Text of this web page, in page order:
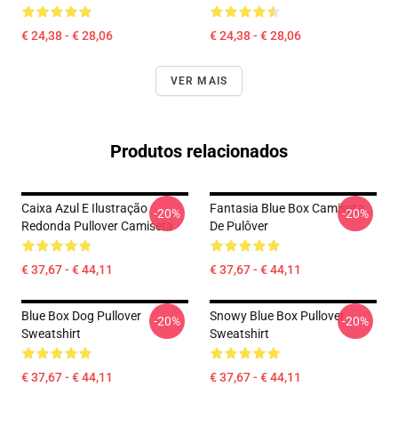
€ 24,38 - € 28,06 € 24,38 - € 28,06
VER MAIS
Produtos relacionados
Caixa Azul E Ilustração
Redonda Pullover Camiseta
€ 37,67 - € 44,11
-20%
Fantasia Blue Box Camiseta
De Pulôver
€ 37,67 - € 44,11
-20%
Blue Box Dog Pullover
Sweatshirt
€ 37,67 - € 44,11
-20%
Snowy Blue Box Pullover
Sweatshirt
€ 37,67 - € 44,11
-20%